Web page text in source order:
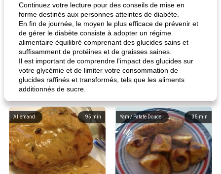
Continuez votre lecture pour des conseils de mise en
forme destinés aux personnes atteintes de diabète.
En fin de journée, le moyen le plus efficace de prévenir et
de gérer le diabète consiste à adopter un régime
alimentaire équilibré comprenant des glucides sains et
suffisamment de protéines et de graisses saines.
Il est important de comprendre l'impact des glucides sur
votre glycémie et de limiter votre consommation de
glucides raffinés et transformés, tels que les aliments
additionnés de sucre.
95 min
Allemand 35 min
Yam / Patate Douce